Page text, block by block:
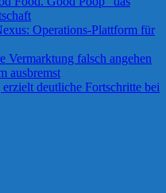
Operations-Plattform für
Vermarktung falsch angehen
ausbremst
deutliche Fortschritte bei